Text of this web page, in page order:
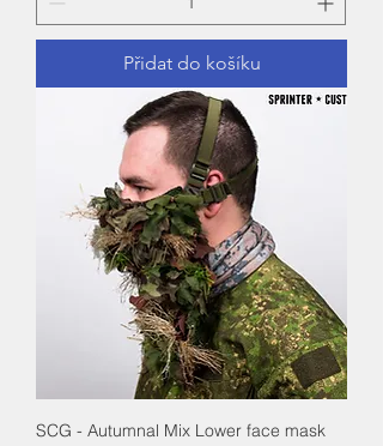
Přidat do košíku
SCG - Autumnal Mix Lower face mask